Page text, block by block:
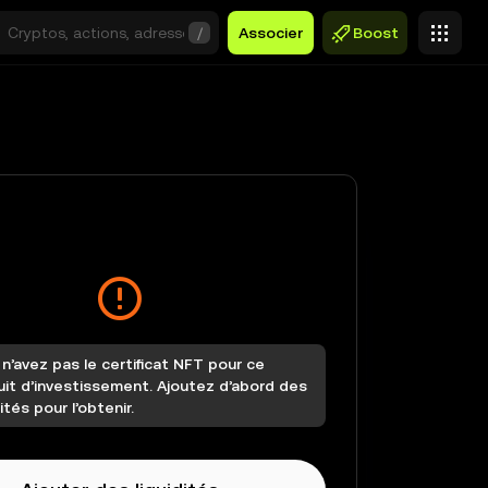
/ Associer Boost
n’avez pas le certificat NFT pour ce
d’investissement. Ajoutez d’abord des
pour l’obtenir.